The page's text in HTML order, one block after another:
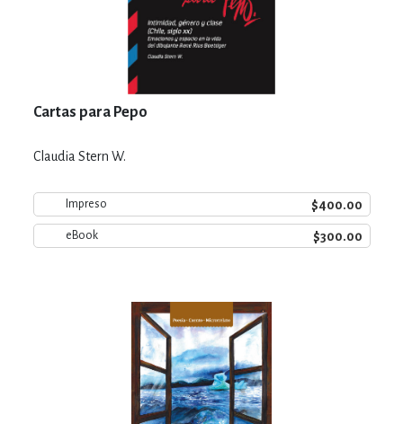
Cartas para Pepo
Claudia Stern W.
Impreso $400.00
eBook $300.00